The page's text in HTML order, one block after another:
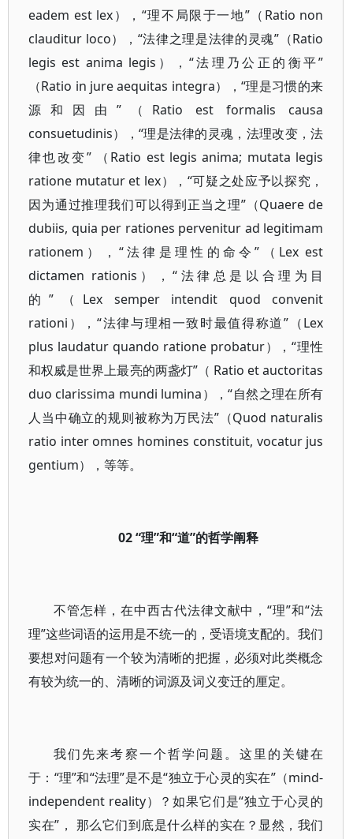
eadem est lex），“理不局限于一地”（Ratio non
clauditur loco），“法律之理是法律的灵魂”（Ratio
legis est anima legis），“法理乃公正的衡平”
（Ratio in jure aequitas integra），“理是习惯的来
源和因由”（Ratio est formalis causa
consuetudinis），“理是法律的灵魂，法理改变，法
律也改变” （Ratio est legis anima; mutata legis
ratione mutatur et lex），“可疑之处应予以探究，
因为通过推理我们可以得到正当之理”（Quaere de
dubiis, quia per rationes pervenitur ad legitimam
rationem），“法律是理性的命令”（Lex est
dictamen rationis），“法律总是以合理为目
的”（Lex semper intendit quod convenit
rationi），“法律与理相一致时最值得称道”（Lex
plus laudatur quando ratione probatur），“理性
和权威是世界上最亮的两盏灯”（ Ratio et auctoritas
duo clarissima mundi lumina），“自然之理在所有
人当中确立的规则被称为万民法”（Quod naturalis
ratio inter omnes homines constituit, vocatur jus
gentium），等等。
02 “理”和“道”的哲学阐释
不管怎样，在中西古代法律文献中，“理”和“法
理”这些词语的运用是不统一的，受语境支配的。我们
要想对问题有一个较为清晰的把握，必须对此类概念
有较为统一的、清晰的词源及词义变迁的厘定。
我们先来考察一个哲学问题。这里的关键在
于：“理”和“法理”是不是“独立于心灵的实在”（mind-
independent reality）？如果它们是“独立于心灵的
实在”， 那么它们到底是什么样的实在？显然，我们